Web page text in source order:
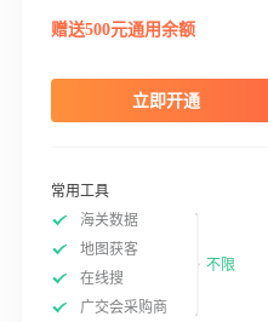
赠送500元通用余额
立即开通
常用工具
海关数据
地图获客
在线搜
广交会采购商
不限